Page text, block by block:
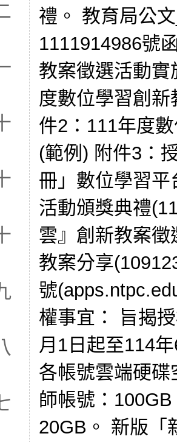
禮。 教育局公
1111914986號
教案徵選活動
度數位學習創
件2：111年度
(範例) 附件3：
冊」數位學習
活動頒獎典禮
雲』創新教案
教案分享
號
權事宜： 旨揭
月1日起至114
各帳號雲端硬
師帳號：
20GB。 新版「